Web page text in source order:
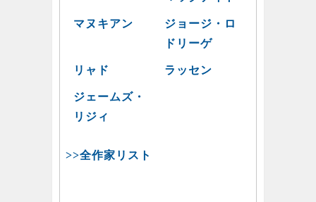
マヌキアン
ジョージ・ロ
ドリーゲ
リャド ラッセン
ジェームズ・
リジィ
>>全作家リスト